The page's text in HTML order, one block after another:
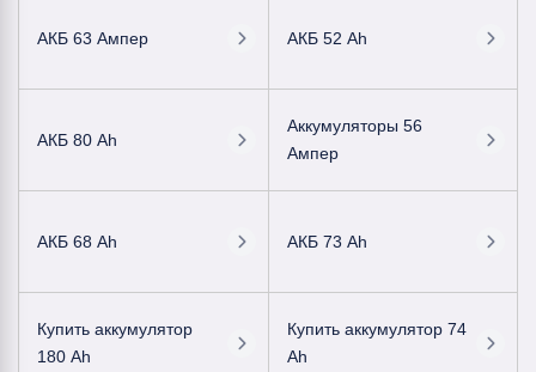
АКБ 63 Ампер АКБ 52 Ah
АКБ 80 Ah
Аккумуляторы 56
Ампер
АКБ 68 Ah АКБ 73 Ah
Купить аккумулятор
180 Ah
Купить аккумулятор 74
Ah